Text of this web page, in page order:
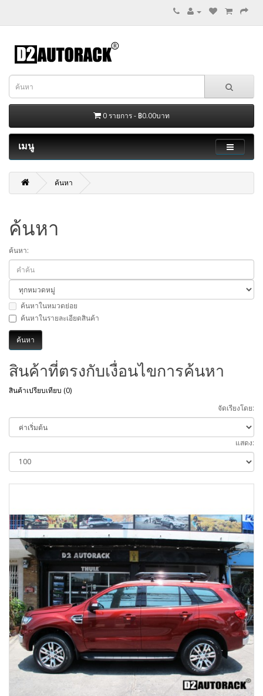
0 รายการ - ฿0.00บาท
เมนู
ค้นหา
ค้นหา
ค้นหา:
ค้นหาในหมวดย่อย
ค้นหาในรายละเอียดสินค้า
สินค้าที่ตรงกับเงื่อนไขการค้นหา
สินค้าเปรียบเทียบ (0)
จัดเรียงโดย:
แสดง: